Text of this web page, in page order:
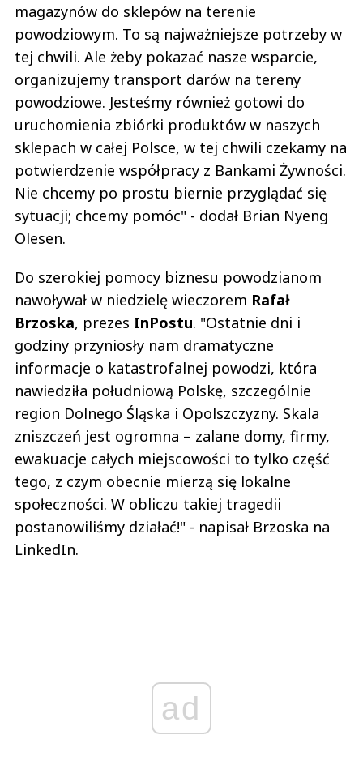
magazynów do sklepów na terenie
powodziowym. To są najważniejsze potrzeby w
tej chwili. Ale żeby pokazać nasze wsparcie,
organizujemy transport darów na tereny
powodziowe. Jesteśmy również gotowi do
uruchomienia zbiórki produktów w naszych
sklepach w całej Polsce, w tej chwili czekamy na
potwierdzenie współpracy z Bankami Żywności.
Nie chcemy po prostu biernie przyglądać się
sytuacji; chcemy pomóc" - dodał Brian Nyeng
Olesen.
Do szerokiej pomocy biznesu powodzianom
nawoływał w niedzielę wieczorem Rafał
Brzoska, prezes InPostu. "Ostatnie dni i
godziny przyniosły nam dramatyczne
informacje o katastrofalnej powodzi, która
nawiedziła południową Polskę, szczególnie
region Dolnego Śląska i Opolszczyzny. Skala
zniszczeń jest ogromna – zalane domy, firmy,
ewakuacje całych miejscowości to tylko część
tego, z czym obecnie mierzą się lokalne
społeczności. W obliczu takiej tragedii
postanowiliśmy działać!" - napisał Brzoska na
LinkedIn.
ad